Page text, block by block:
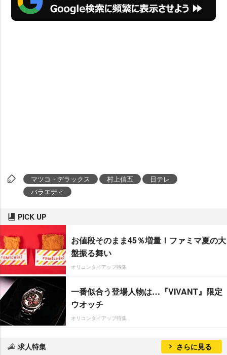
マツコ・デラックス 村上信五
日テレ
バラエティ
PICK UP
お値段そのまま45％増量！ファミマ夏の大
盤振る舞い
オリコンタイアップ特集
一番似合う登場人物は…『VIVANT』限定
ウオッチ
オリコンタイアップ特集
求人特集 さらに見る